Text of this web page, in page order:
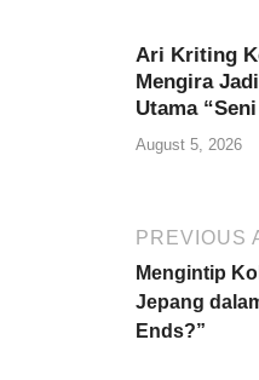
Ari Kriting
Mengira
Utama
August 5, 2026
PREVIOUS
Mengintip
Jepang
Ends?”